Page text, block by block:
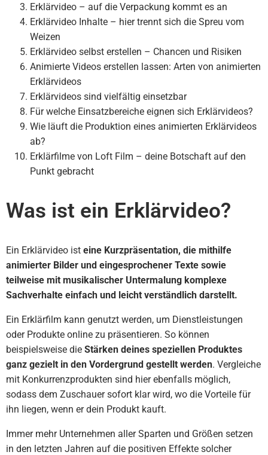
Erklärvideo – auf die Verpackung kommt es an
Erklärvideo Inhalte – hier trennt sich die Spreu vom
Weizen
Erklärvideo selbst erstellen – Chancen und Risiken
Animierte Videos erstellen lassen: Arten von animierten
Erklärvideos
Erklärvideos sind vielfältig einsetzbar
Für welche Einsatzbereiche eignen sich Erklärvideos?
Wie läuft die Produktion eines animierten Erklärvideos
ab?
Erklärfilme von Loft Film – deine Botschaft auf den
Punkt gebracht
Was ist ein Erklärvideo?
Ein Erklärvideo ist eine Kurzpräsentation, die mithilfe
animierter Bilder und eingesprochener Texte sowie
teilweise mit musikalischer Untermalung komplexe
Sachverhalte einfach und leicht verständlich darstellt.
Ein Erklärfilm kann genutzt werden, um Dienstleistungen
oder Produkte online zu präsentieren. So können
beispielsweise die Stärken deines speziellen Produktes
ganz gezielt in den Vordergrund gestellt werden. Vergleiche
mit Konkurrenzprodukten sind hier ebenfalls möglich,
sodass dem Zuschauer sofort klar wird, wo die Vorteile für
ihn liegen, wenn er dein Produkt kauft.
Immer mehr Unternehmen aller Sparten und Größen setzen
in den letzten Jahren auf die positiven Effekte solcher